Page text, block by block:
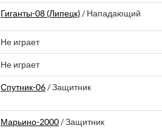
Гиганты-08 (Липецк) / Нападающий
Не играет
Не играет
Спутник-06 / Защитник
Марьино-2000 / Защитник